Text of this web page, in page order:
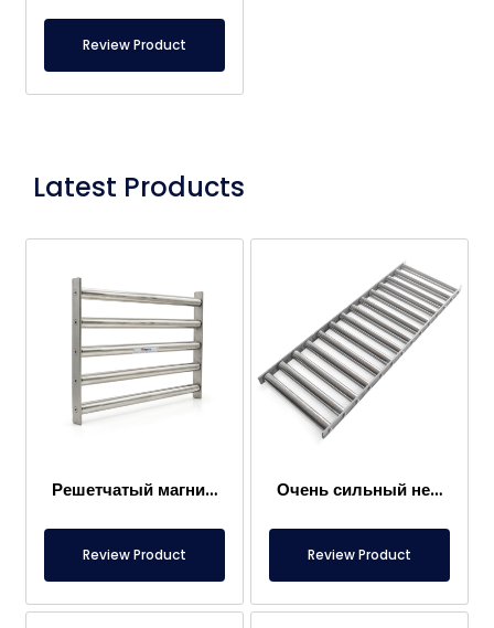
Review Product
Latest Products
Решетчатый магнит 300×400 мм, притягивающий металлы в пищевых продуктах
Review Product
Очень сильный неодимовый решетчатый магнит 1000×300 мм
Review Product